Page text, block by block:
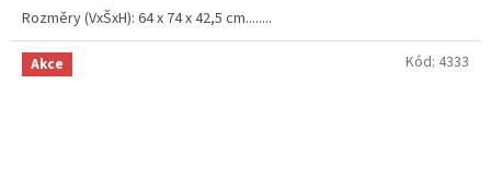
Rozměry (VxŠxH): 64 x 74 x 42,5 cm........
Akce Kód: 4333